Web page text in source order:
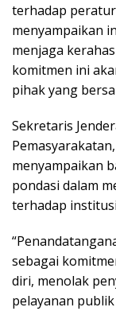
terhadap
menyampaikan
menjaga
komitmen ini
pihak yang
Sekretaris
menyampaikan
pondasi dalam
terhadap
sebagai
diri, menolak
pelayanan